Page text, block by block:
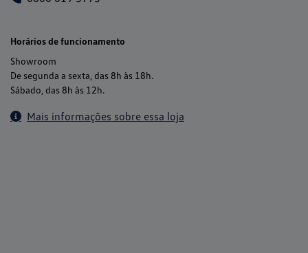
Horários de funcionamento
Showroom
De segunda a sexta, das 8h às 18h.
Sábado, das 8h às 12h.
Mais informações sobre essa loja